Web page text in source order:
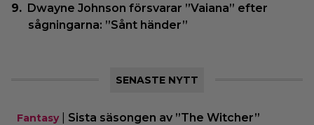
Dwayne Johnson försvarar ”Vaiana” efter
sågningarna: ”Sånt händer”
SENASTE NYTT
Fantasy| Sista säsongen av ”The Witcher”